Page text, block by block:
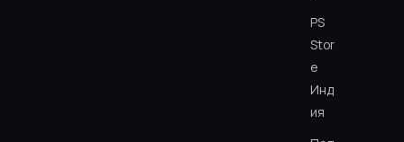
PS
Stor
e
Инд
ия